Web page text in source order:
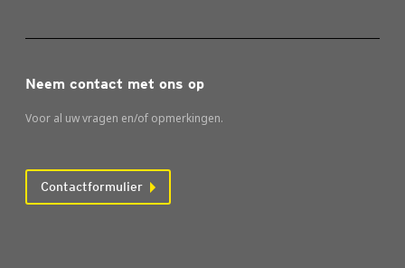
Neem contact met ons op
Voor al uw vragen en/of opmerkingen.
Contactformulier